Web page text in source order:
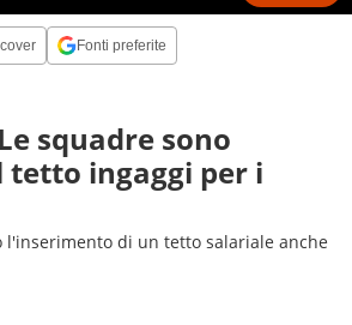
Fonti preferite
squadre sono
ingaggi per i
l'inserimento di un tetto salariale anche